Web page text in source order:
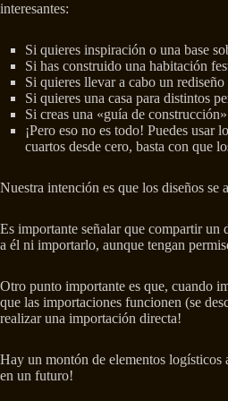
interesantes:
Si quieres inspiración o una base
Si has construido una habitación
Si quieres llevar a cabo un
Si quieres una casa para distintos
Si creas una «guía de
¡Pero eso no es todo! Puedes usar
cuartos desde cero, basta con que
Nuestra intención es que los diseños se
Es importante señalar que compartir un
a él ni importarlo, aunque tengan
Otro punto importante es que, cuando
que las importaciones funcionen (se
realizar una importación directa!
Hay un montón de elementos logísticos
en un futuro!